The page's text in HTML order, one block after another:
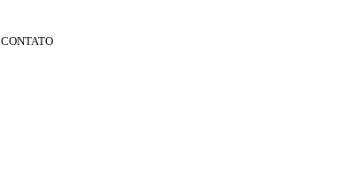
CONTATO